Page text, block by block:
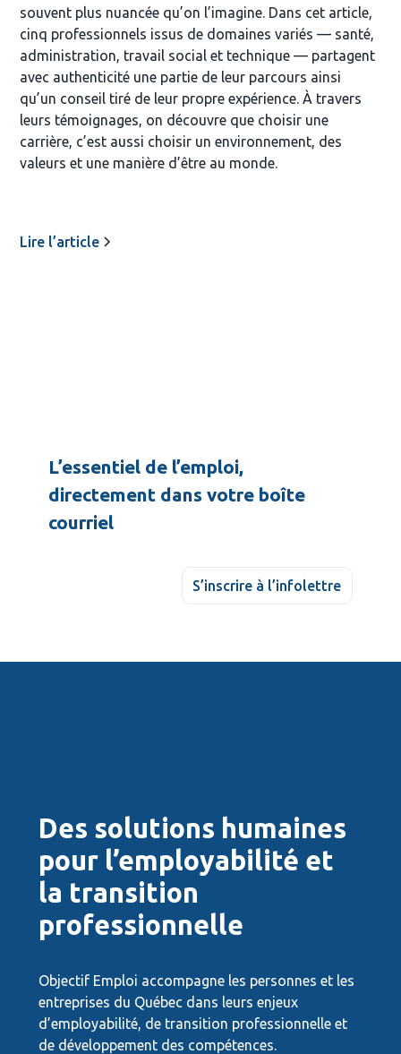
souvent plus nuancée qu’on l’imagine. Dans cet article,
cinq professionnels issus de domaines variés — santé,
administration, travail social et technique — partagent
avec authenticité une partie de leur parcours ainsi
qu’un conseil tiré de leur propre expérience. À travers
leurs témoignages, on découvre que choisir une
carrière, c’est aussi choisir un environnement, des
valeurs et une manière d’être au monde.
Lire l’article
L’essentiel de l’emploi,
directement dans votre boîte
courriel
S’inscrire à l’infolettre
Des solutions humaines
pour l’employabilité et
la transition
professionnelle
Objectif Emploi accompagne les personnes et les
entreprises du Québec dans leurs enjeux
d’employabilité, de transition professionnelle et
de développement des compétences.